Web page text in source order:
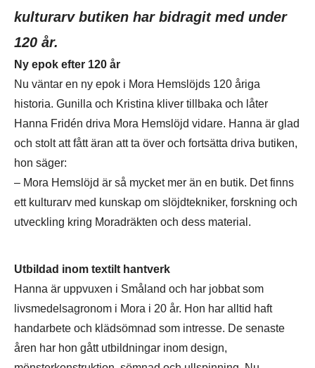
kulturarv butiken har bidragit med under
120 år.
Ny epok efter 120 år
Nu väntar en ny epok i Mora Hemslöjds 120 åriga
historia. Gunilla och Kristina kliver tillbaka och låter
Hanna Fridén driva Mora Hemslöjd vidare. Hanna är glad
och stolt att fått äran att ta över och fortsätta driva butiken,
hon säger:
– Mora Hemslöjd är så mycket mer än en butik. Det finns
ett kulturarv med kunskap om slöjdtekniker, forskning och
utveckling kring Moradräkten och dess material.
Utbildad inom textilt hantverk
Hanna är uppvuxen i Småland och har jobbat som
livsmedelsagronom i Mora i 20 år. Hon har alltid haft
handarbete och klädsömnad som intresse. De senaste
åren har hon gått utbildningar inom design,